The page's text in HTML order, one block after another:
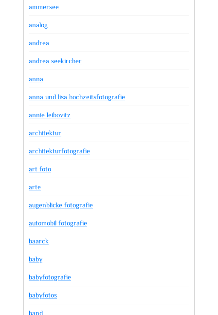
ammersee
analog
andrea
andrea seekircher
anna
anna und lisa hochzeitsfotografie
annie leibovitz
architektur
architekturfotografie
art foto
arte
augenblicke fotografie
automobil fotografie
baarck
baby
babyfotografie
babyfotos
band